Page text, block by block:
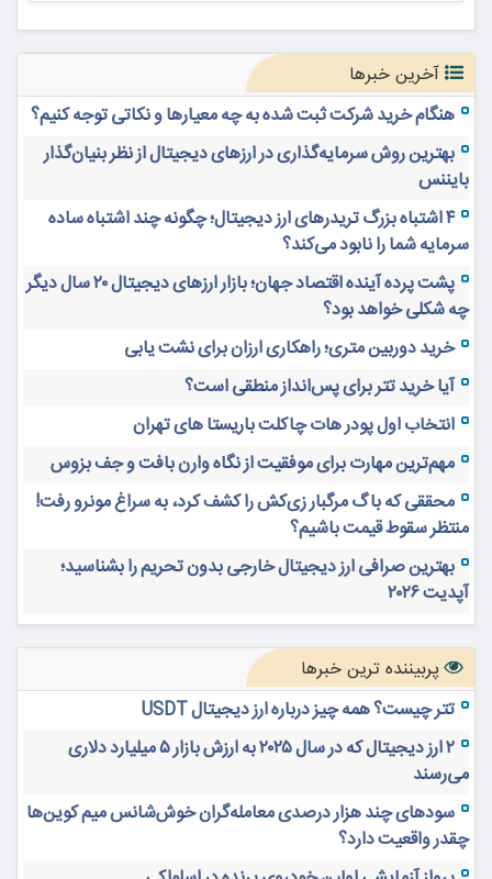
آخرین خبرها
هنگام خرید شرکت ثبت شده به چه معیارها و نکاتی توجه کنیم؟
بهترین روش سرمایه‌گذاری در ارزهای دیجیتال از نظر بنیان‌گذار
بایننس
۴ اشتباه بزرگ تریدرهای ارز دیجیتال؛ چگونه چند اشتباه ساده
سرمایه شما را نابود می‌کند؟
پشت پرده آینده اقتصاد جهان؛ بازار ارزهای دیجیتال ۲۰ سال دیگر
چه شکلی خواهد بود؟
خرید دوربین متری؛ راهکاری ارزان برای نشت یابی
آیا خرید تتر برای پس‌انداز منطقی است؟
انتخاب اول پودر هات چاکلت باریستا های تهران
مهم‌ترین مهارت برای موفقیت از نگاه وارن بافت و جف بزوس
محققی که باگ مرگبار زی‌کش را کشف کرد، به سراغ مونرو رفت!
منتظر سقوط قیمت باشیم؟
بهترین صرافی ارز دیجیتال خارجی بدون تحریم را بشناسید؛
آپدیت ۲۰۲۶
پربیننده ترین خبرها
تتر چیست؟ همه چیز درباره ارز دیجیتال USDT
۲ ارز دیجیتال که در سال ۲۰۲۵ به ارزش بازار ۵ میلیارد دلاری
می‌رسند
سودهای چند هزار درصدی معامله‌گران خوش‌شانس میم کوین‌ها
چقدر واقعیت دارد؟